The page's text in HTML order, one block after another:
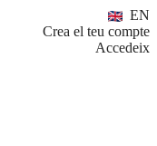
EN
Crea el teu compte
Accedeix